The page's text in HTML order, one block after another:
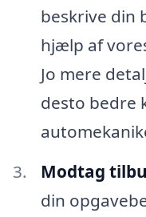
beskrive din
hjælp af
Jo mere
desto bedre
Modtag
din